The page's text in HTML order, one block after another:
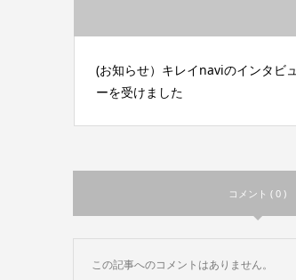
(お知らせ）キレイnaviのインタビュ
ーを受けました
コメント ( 0 )
この記事へのコメントはありません。